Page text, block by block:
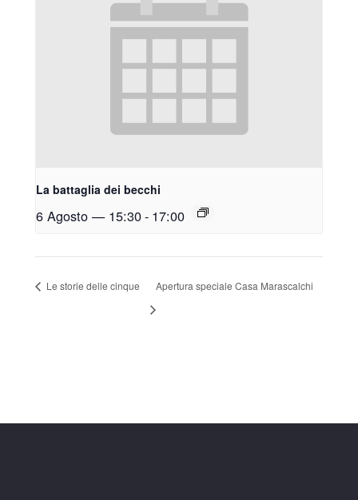
La battaglia dei becchi
6 Agosto — 15:30- 17:00
Le storie delle cinque Apertura speciale Casa Marascalchi